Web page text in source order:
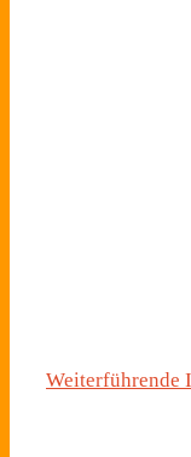
Weiterführende